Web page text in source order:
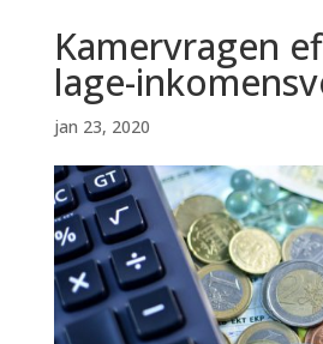
Kamervragen
lage-
jan 23, 2020